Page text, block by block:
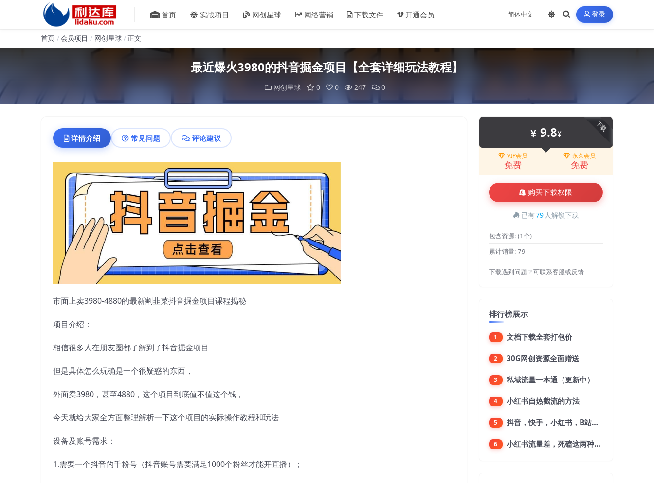
首页 实战项目 网创星球 网络营销 下载文件 开通会员 登录
首页 会员项目 网创星球 正文
最近爆火3980的抖音掘金项目【全套详细玩法教程】
网创星球 0 0 247 0
详情介绍 常见问题 评论建议
市面上卖3980-4880的最新割韭菜抖音掘金项目课程揭秘
项目介绍：
相信很多人在朋友圈都了解到了抖音掘金项目
但是具体怎么玩确是一个很疑惑的东西，
外面卖3980，甚至4880，这个项目到底值不值这个钱，
今天就给大家全方面整理解析一下这个项目的实际操作教程和玩法
设备及账号需求：
1.需要一个抖音的千粉号（抖音账号需要满足1000个粉丝才能开直播）；
下载
9.8¥
VIP会员
免费
永久会员
免费
购买下载权限
已有79 人解锁下载
包含资源: (1个)
累计销量: 79
下载遇到问题？可联系客服或反馈
排行榜展示
1 文档下载全套打包价
2 30G网创资源全面赠送
3 私域流量一本通（更新中）
4 小红书自热截流的方法
5 抖音，快手，小红书，B站，微博，微信公众号，微信视频号。每一个平台，都是不一样的机会，对应不一样的赚钱思路
6 小红书流量差，死磕这两种笔记就好